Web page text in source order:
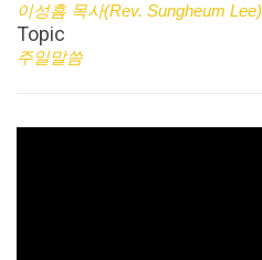
이성흠 목사(Rev. Sungheum Lee)
Topic
주일말씀